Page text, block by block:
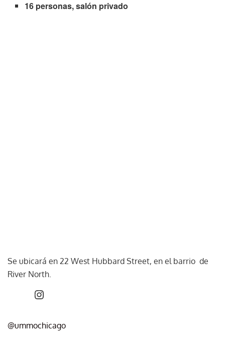
16 personas, salón privado
Se ubicará en 22 West Hubbard Street, en el barrio de
River North.
@ummochicago